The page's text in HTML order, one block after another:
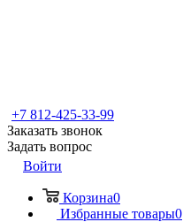
+7 812-425-33-99
Заказать звонок
Задать вопрос
Войти
Корзина0
Избранные товары0